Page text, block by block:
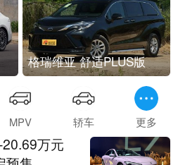
格瑞维亚 舒适PLUS版
MPV 轿车 更多
万元